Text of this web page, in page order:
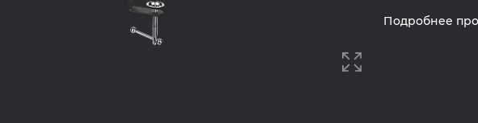
Подробнее